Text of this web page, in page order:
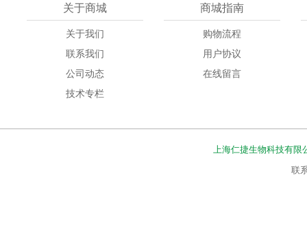
关于商城
关于我们
联系我们
公司动态
技术专栏
商城指南
购物流程
用户协议
在线留言
上海仁捷生物科技有限
联